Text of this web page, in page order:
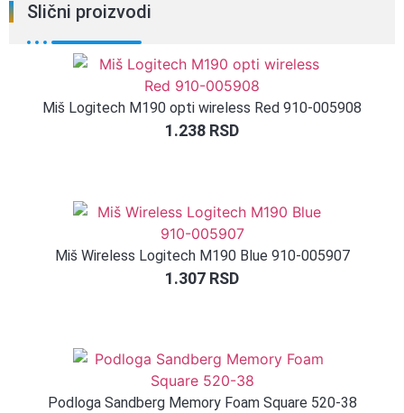
Slični proizvodi
Miš Logitech M190 opti wireless Red 910-005908
1.238 RSD
Miš Wireless Logitech M190 Blue 910-005907
1.307 RSD
Podloga Sandberg Memory Foam Square 520-38